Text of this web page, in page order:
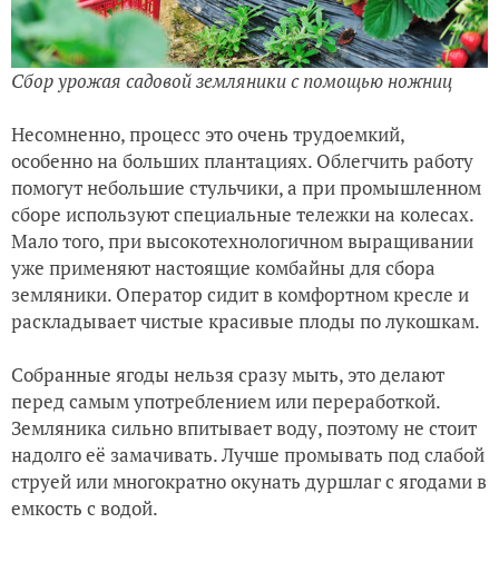
Сбор урожая садовой земляники с помощью ножниц
Несомненно, процесс это очень трудоемкий,
особенно на больших плантациях. Облегчить работу
помогут небольшие стульчики, а при промышленном
сборе используют специальные тележки на колесах.
Мало того, при высокотехнологичном выращивании
уже применяют настоящие комбайны для сбора
земляники. Оператор сидит в комфортном кресле и
раскладывает чистые красивые плоды по лукошкам.
Собранные ягоды нельзя сразу мыть, это делают
перед самым употреблением или переработкой.
Земляника сильно впитывает воду, поэтому не стоит
надолго её замачивать. Лучше промывать под слабой
струей или многократно окунать дуршлаг с ягодами в
емкость с водой.